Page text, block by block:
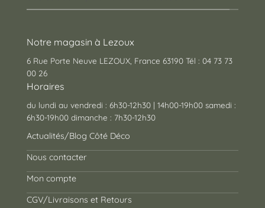
Notre magasin à Lezoux
6 Rue Porte Neuve LEZOUX, France 63190 Tél : 04 73 73
00 26
Horaires
du lundi au vendredi : 6h30-12h30 | 14h00-19h00 samedi :
6h30-19h00 dimanche : 7h30-12h30
Actualités/Blog Côté Déco
Nous contacter
Mon compte
CGV/Livraisons et Retours